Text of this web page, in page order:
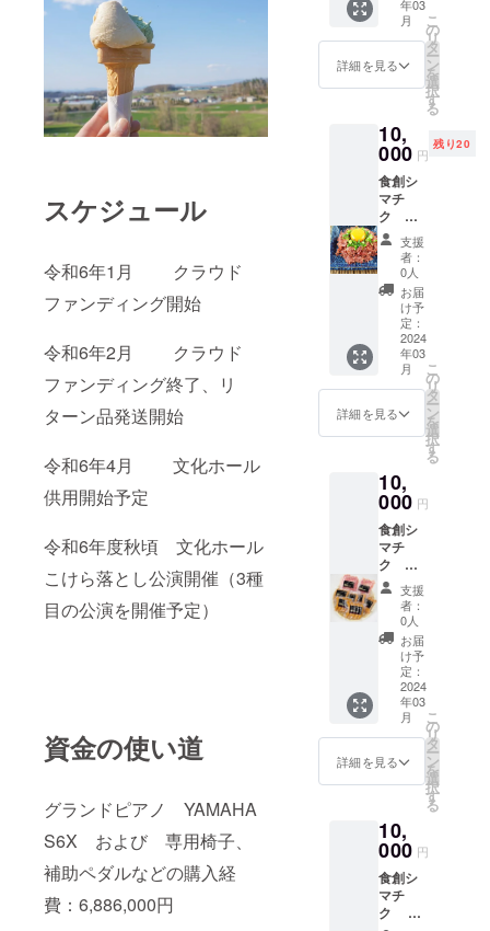
スケジュール
令和6年1月 クラウド
ファンディング開始
令和6年2月 クラウド
ファンディング終了、リ
ターン品発送開始
令和6年4月 文化ホール
供用開始予定
令和6年度秋頃 文化ホール
こけら落とし公演開催（3種
目の公演を開催予定）
資金の使い道
グランドピアノ YAMAHA
S6X および 専用椅子、
補助ペダルなどの購入経
費：6,886,000円
飯でき
ます。
精米時
にでき
るだけ
えない
こだわ
りの四
段精米
で食味
の低下
を抑え
ていま
す。
殻がな
いのが
す。 栄
養も非
富で、
アーモ
ンドと
比較す
ると鉄
分は2.1
倍、亜
鉛は2.6
倍にも
なりま
す。 お
近くの
スー
パーで
簡単に
手に入
るもの
ではな
く、北
土産品
コー
ナーや
通販な
どで販
売され
ている
ことが
多いで
す。
合い丈
夫に育
す。子
育て世
もご好
評で
す！
★「北
斗米」
とは 北
海道東
神楽の
お米屋
さん
「やぎ
ぬま」
が、地
元東神
楽の農
と二人
三脚で
た、安
全・安
心でお
いしい
お米で
す。 ★
軽洗米
とは、
その名
の通り
軽く洗
うだけ
で良い
お米で
す。1、
2回研が
ずに水
で軽く
洗うだ
飯でき
ます。
精米時
にでき
るだけ
熱を加
でしょ
うか？
こちら
は「殻
種」の
ことな
ので
す。 北
海道和
寒町を
中心に
生産さ
れてお
り、
「スト
ライプ
ぺポ」
という
名称の
ちゃ。
皮がス
で、大
きく、
種には
殻がな
いのが
特徴で
す。 栄
養も非
常に豊
富で、
アーモ
ンドと
比較す
ると鉄
分は2.1
鉛は2.6
倍にも
近くの
スー
パーで
簡単に
手に入
るもの
コンソ
メ、香
辛料、
砂糖、
(Na)、
調味料
(アミノ
酸等)、
酸化防
止剤(エ
リソル
ビン酸
Na)、香
辛料抽
出物、
発色剤
(硝酸
K、亜硝
酸Na)、
カラメ
ル色
ソー
セージ
〔100g
×1/北海
道〕 豚
肉(北海
道産)、
アスパ
ラガス
(東神楽
産)、で
んぷ
ん、羊
腸、食
塩、ブ
糖、香
辛料、
メ、リ
ン酸塩
(Na)、
調味料
(アミノ
酸等)、
チゴで
す。さ
らに香
りの良
さも抜
群で、
りをそ
のまま
ジャム
に閉じ
込めま
した。
【ハス
カッ
プ】 日
本では
北海道
が生産
のほと
んどを
占める
ハス
カッ
神楽町
産を使
用して
いま
す。 実
がとて
も柔ら
かく、
収穫も
手間が
かかる
ことか
ら生産
量も多
くなく
生のま
ま流通
ありま
せん。
ブルー
ベリー
とよく
似てい
海道米
の中で
は今
もっと
も多く
作られ
品種で
す。 粘
りのあ
る「国
宝ロー
ズ」を
配合さ
せたお
米で、
「つ
や」
「ねば
り」
「甘
み」の
バラン
スが良
く、冷
めても
さが長
持ちし
ます。
比較的
あっさ
りとし
た味わ
いです
ので、
おかず
の味を
引き立
てま
す。 弁
当、お
寿司な
どにも
【ゆき
のつ
や】 柳
沼人気
No.1！
他には
ボール
と混
合、タ
ピオカ
ボール
かく
なった
微粉ぬ
か層だ
けを取
り除い
てくれ
て、う
まみが
しっか
り残っ
た無洗
米に仕
上がり
ます。
【無洗
米につ
いて】
一般的
は精米
されて
はいて
も肌ヌ
カが
残って
いるた
め炊飯
する前
に洗う
必要が
ありま
すが、
無洗米
はその
必要が
ありま
せん。
【ゆめ
か】
「ゆ
め」＋
「ピリ
カ」 遂
にたど
味しく
精米し
す。三
段式ミ
ター
は、精
米時に
空気を
送り込
み熱の
発生を
抑える
こと
で、熱
による
食味変
化を最
小限に
抑えま
す。 そ
うして
美味し
く精米
お米に
ごく少
量の水
を加え
表面の
糠を柔
らかく
してか
ら、粒
状のタ
ピオカ
ボール
と混
合、タ
ピオカ
ボール
が柔ら
かく
なった
か層だ
けを取
り除い
てくれ
て、う
まみが
ド米。
首都圏
も大人
気のお
味ラン
キング
「特A」
の最高
評価を
受けた
食味の
良さが
魅力。
炊き上
がりは
柔らか
さ、つ
やとも
に抜群
みが強
いのも
す。 冷
めても
硬くな
らない
ため、
お弁当
やおに
ぎりに
もお薦
め。 美
味しい
と評判
のお米
です。
★「北
斗米」
とは 北
海道東
神楽の
さん
「やぎ
ぬま」
が、地
元東神
楽の農
発して
いる忠
は、流
れが速
なこと
で知ら
れてい
ます。
そのた
め、忠
別川の
豊富な
水を有
する東
神楽町
は北海
道でも
有数の
米どこ
す。
【ゆめ
海道の
最上級
ブラン
ド米。
首都圏
などで
も大人
気のお
米で
す。 食
味ラン
キング
「特A」
の最高
評価を
食味の
良さが
炊き上
がりは
柔らか
さ、つ
やとも
に抜群
で、甘
さい。
以下、
お米の
説明に
邦の忠
別岳に
発して
いる忠
別川
は、流
れが速
く水質
の優良
なこと
で知ら
れてい
ます。
そのた
め、忠
豊富な
水を有
は北海
道でも
有数の
米どこ
ろで
す。
【JA美
味しさ
へのこ
だわ
り】 Ｊ
Ａ東神
楽の精
米施設
『ライ
クト
リー』
社サタ
ケによ
る三段
式ミル
マス
ターを
澄んだ
水と空
気、肥
沃な大
産物
や、卓
越した
職人の
手によ
り作ら
れた加
工品な
どを
「東神
楽の種
と実セ
レク
ト」と
して認
定して
いま
ら以下
の特産
品を書
く１点
ずつ、
計４点
をセッ
トにし
てお届
けしま
す！ ・
祝黒豆
・黒豆
カレー
・三升
がしか
ぐら
かぐら
ジャム
は、な
つみず
き
（苺）
10個）
アイス
工房田
村
ファー
ムの
アイ
ス、
「ミル
ク」
「イチ
ゴ」
「チョ
コ」
「ペポ
ナッ
ツ」
「バニ
ラ」の5
種類
を、 各
種２個
ずつ、
でお届
けしま
す。 ※
発送時
期に関
しまし
ては混
み具合
により
若干の
変動が
ありま
す。 ※
商品、
発送に
関する
お問い
（TEL
：050-
8885-
9373）
にお願
いしま
年03
月
詳細を見る
こ
の
リ
タ
ー
ン
を
選
択
す
る
10,
000 円
残り20
食創シ
マチ
ク コ
ンビー
フ(2
パック)
【２０
セット
定！】
粗挽き
和牛の
高級コ
ンビー
フ！ 北
海道の
ド牛
「とか
ちポロ
シリ和
牛」の
美味し
さをそ
のまま
に、コ
ンビー
フを作
りまし
た。 真
空パッ
クに
ぎゅっ
と
クお届
けしま
す。 お
肉は手
作業で
ほぐす
支援
者：
0人
お届
け予
定：
2024
年03
月
詳細を見る
こ
の
リ
タ
ー
ン
を
選
択
す
る
10,
000 円
食創シ
マチ
ク 北
海道産
豚ベー
コンと3
種ソー
セージ
（２
セッ
ト） 原
料は北
海道産
にこだ
わり、
ベーコ
ソー
セージ
も丁寧
に作り
まし
た。 北
支援
者：
0人
お届
け予
定：
2024
年03
月
詳細を見る
こ
の
リ
タ
ー
ン
を
選
択
す
る
10,
000 円
食創シ
マチ
ク 煮